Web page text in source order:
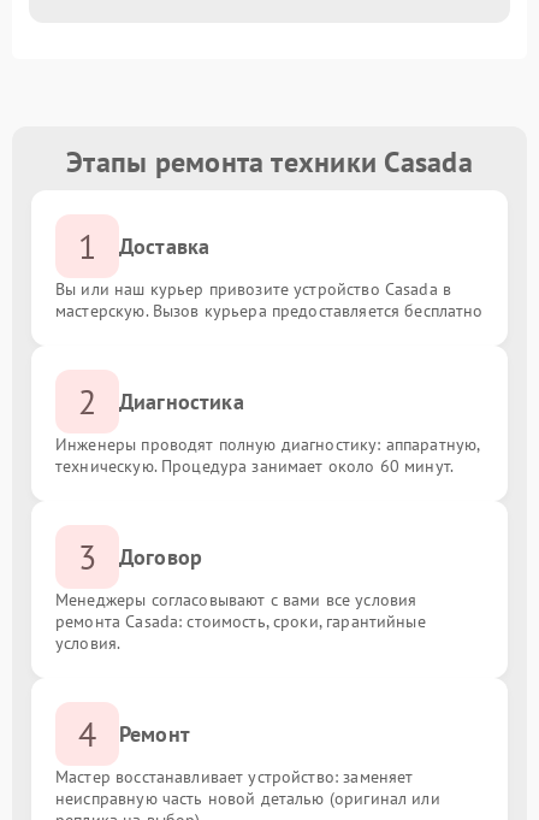
Этапы ремонта техники Casada
1 Доставка
Вы или наш курьер привозите устройство Casada в
мастерскую. Вызов курьера предоставляется бесплатно
2 Диагностика
Инженеры проводят полную диагностику: аппаратную,
техническую. Процедура занимает около 60 минут.
3 Договор
Менеджеры согласовывают с вами все условия
ремонта Casada: стоимость, сроки, гарантийные
условия.
4 Ремонт
Мастер восстанавливает устройство: заменяет
неисправную часть новой деталью (оригинал или